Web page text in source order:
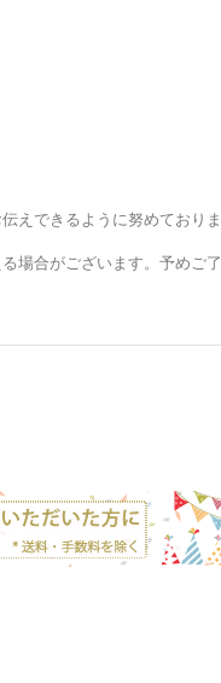
えできるように努めておりま
場合がございます。予めご了